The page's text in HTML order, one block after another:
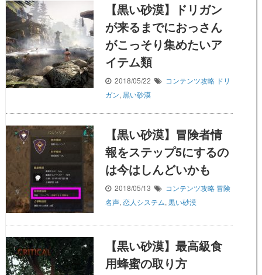
【黒い砂漠】ドリガン
が来るまでにおっさん
がこっそり集めたいア
イテム類
2018/05/22 コンテンツ攻略 ドリ
ガン, 黒い砂漠
【黒い砂漠】冒険者情
報をステップ5にするの
は今はしんどいかも
2018/05/13 コンテンツ攻略 冒険
名声, 恋人システム, 黒い砂漠
【黒い砂漠】最高級食
用蜂蜜の取り方